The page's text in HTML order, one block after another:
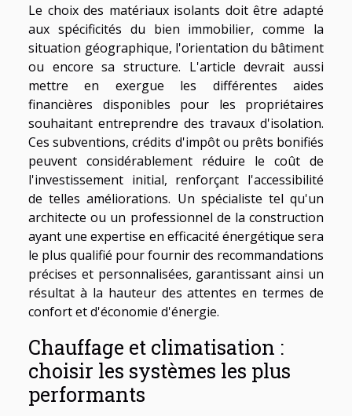
Le choix des matériaux isolants doit être adapté
aux spécificités du bien immobilier, comme la
situation géographique, l'orientation du bâtiment
ou encore sa structure. L'article devrait aussi
mettre en exergue les différentes aides
financières disponibles pour les propriétaires
souhaitant entreprendre des travaux d'isolation.
Ces subventions, crédits d'impôt ou prêts bonifiés
peuvent considérablement réduire le coût de
l'investissement initial, renforçant l'accessibilité
de telles améliorations. Un spécialiste tel qu'un
architecte ou un professionnel de la construction
ayant une expertise en efficacité énergétique sera
le plus qualifié pour fournir des recommandations
précises et personnalisées, garantissant ainsi un
résultat à la hauteur des attentes en termes de
confort et d'économie d'énergie.
Chauffage et climatisation :
choisir les systèmes les plus
performants